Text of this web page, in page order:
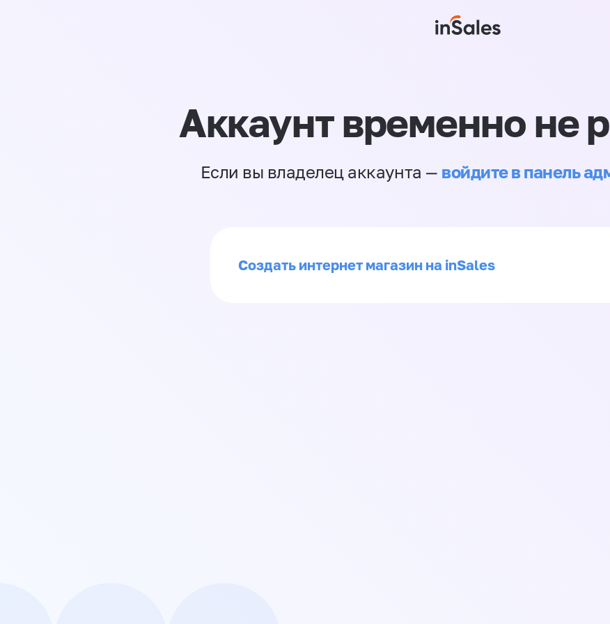
Аккаунт временно не
Если вы владелец аккаунта — войдите в панель
Создать интернет магазин на inSales